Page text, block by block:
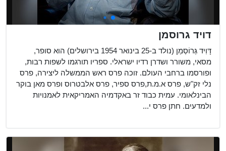
דויד גרוסמן
דָּוִיד גְּרוֹסְמַן (נולד ב-25 בינואר 1954 בירושלים) הוא סופר,
מסאי, משורר ושדרן רדיו ישראלי. ספריו תורגמו לשפות רבות,
ופורסמו ברחבי העולם. זוכה פרס ראש הממשלה ליצירה, פרס
נלי זק"ש, פרס א.מ.ת,פרס ספיר, פרס אלבטרוס ופרס מאן בוקר
הבינלאומי. עמית כבוד זר באקדמיה האמריקאית לאמנויות
ולמדעים. חתן פרס י...